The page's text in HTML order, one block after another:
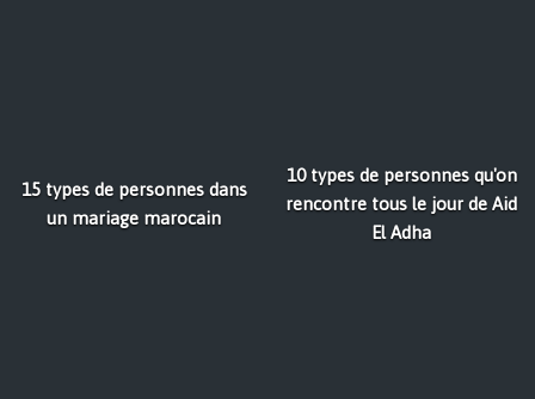
15 types de personnes dans
un mariage marocain
10 types de personnes qu'on
rencontre tous le jour de Aid
El Adha